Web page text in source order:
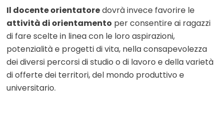
Il docente orientatoredovrà invece favorire le
attività di orientamento per consentire ai ragazzi
di fare scelte in linea con le loro aspirazioni,
potenzialità e progetti di vita, nella consapevolezza
dei diversi percorsi di studio o di lavoro e della varietà
di offerte dei territori, del mondo produttivo e
universitario.